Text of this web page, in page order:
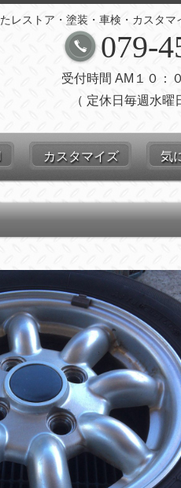
レストア・塗装・車検・カスタマ
079-
受付時間 AM１０：
（ 定休日毎週水曜
カスタマイズ 気